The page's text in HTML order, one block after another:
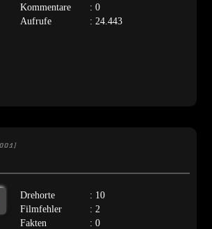
Kommentare
: 0
Aufrufe
: 24.443
Drehorte
: 10
Filmfehler
: 2
Fakten
: 0